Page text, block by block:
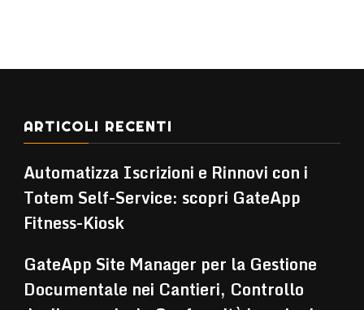
ARTICOLI RECENTI
Automatizza Iscrizioni e Rinnovi con i
Totem Self-Service: scopri GateApp
Fitness-Kiosk
GateApp Site Manager per la Gestione
Documentale nei Cantieri, Controllo